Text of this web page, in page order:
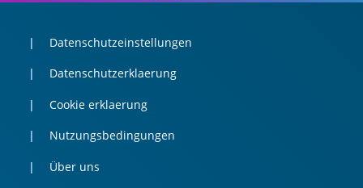
Datenschutzeinstellungen
Datenschutzerklaerung
Cookie erklaerung
Nutzungsbedingungen
Über uns